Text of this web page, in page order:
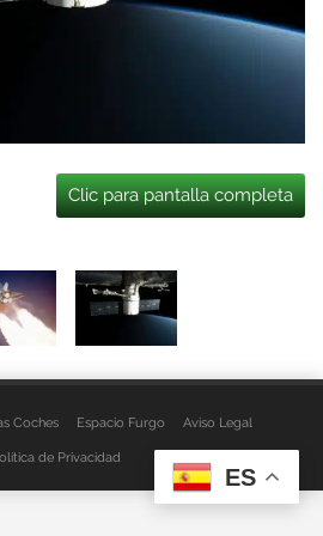
Clic para pantalla completa
Coches Espacio Furgo Aviso Legal
de Privacidad
ES